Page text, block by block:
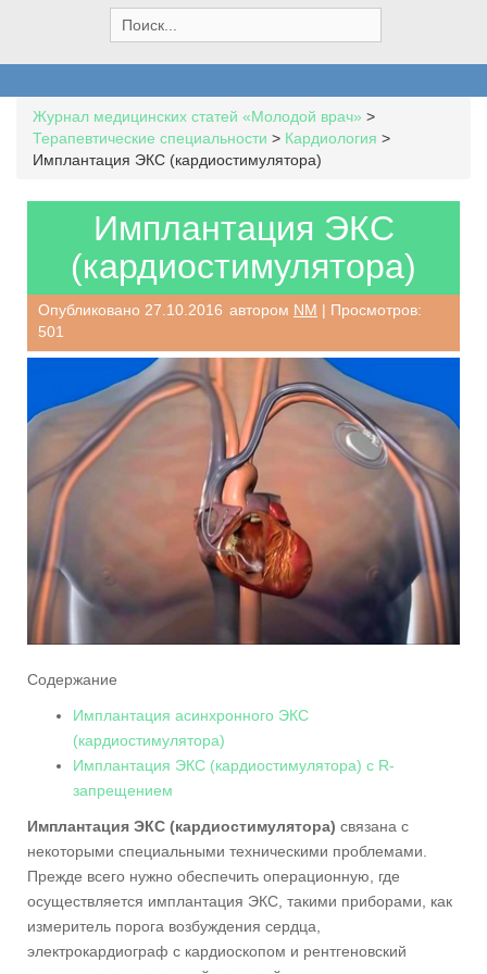
e
a
h
f
o
:
Журнал медицинских статей «Молодой врач» >
Терапевтические специальности > Кардиология >
Имплантация ЭКС (кардиостимулятора)
Имплантация ЭКС
(кардиостимулятора)
Опубликовано 27.10.2016 автором NM | Просмотров:
501
Содержание
Имплантация асинхронного ЭКС
(кардиостимулятора)
Имплантация ЭКС (кардиостимулятора) с R-
запрещением
Имплантация ЭКС (кардиостимулятора) связана с
некоторыми специальными техническими проблемами.
Прежде всего нужно обеспечить операционную, где
осуществляется имплантация ЭКС, такими приборами, как
измеритель порога возбуждения сердца,
электрокардиограф с кардиоскопом и рентгеновский